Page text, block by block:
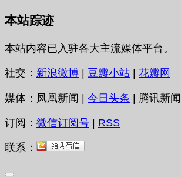
本站踪迹
本站内容已入驻各大主流媒体平台。
社交： 新浪微博 豆瓣小站 花瓣网
媒体：凤凰新闻 | 今日头条 | 腾讯新闻
订阅： 微信订阅号 | RSS
联系：